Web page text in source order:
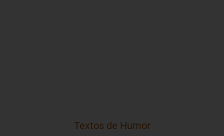
Textos de Humor